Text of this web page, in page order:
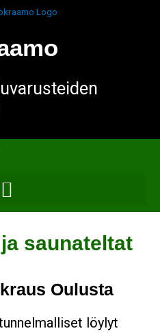
saunateltat
Oulusta
löylyt